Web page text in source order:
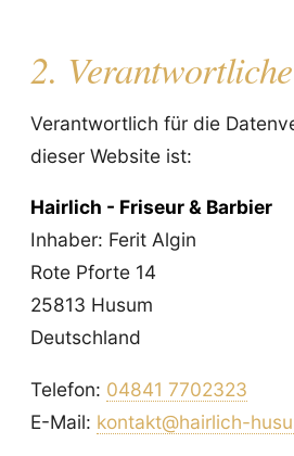
2.
Verantwortlich für die
dieser Website ist:
Hairlich - Friseur & Barbier
Inhaber: Ferit Algin
Rote Pforte 14
25813 Husum
Deutschland
Telefon: 04841 7702323
E-Mail: kontakt@hairlich-